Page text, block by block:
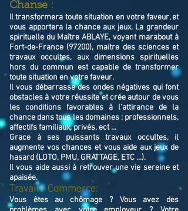
Chanse :
Il transformera toute situation en votre faveur, et
vous apportera la chance aux jeux. La grandeur
spirituelle du Maître ABLAYE, voyant marabout à
Fort-de-France (97200), maitre des sciences et
travaux occultes, aux dimensions spirituelles
hors du commun est capable de transformer
toute situation en votre faveur.
Il vous débarrasse des ondes négatives qui font
obstacles à votre réussite et crée autour de vous
les conditions favorables à l’attirance de la
chance dans tous les domaines : professionnels,
affectifs familiaux, privés, ect ...
Grace à ses puissants travaux occultes, il
augmente vos chances et vous aide aux jeux de
hasard (LOTO, PMU, GRATTAGE, ETC ...).
Il vous aide aussi à retrouver une vie sereine et
apaisée.
Travail / Commerce:
Vous êtes au chômage ? Vous avez des